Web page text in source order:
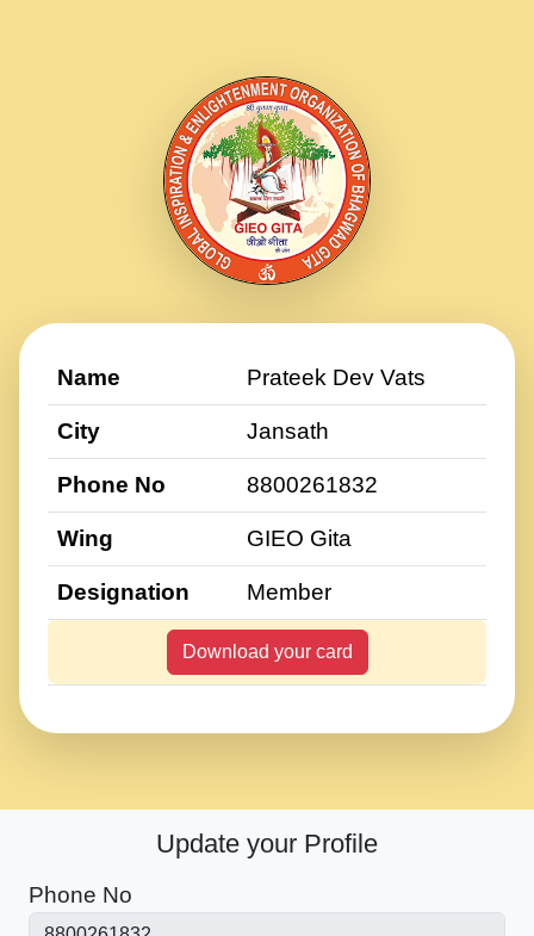
Name Prateek Dev Vats
City Jansath
Phone No 8800261832
Wing GIEO Gita
Designation Member
Download your card
Update your Profile
Phone No